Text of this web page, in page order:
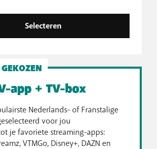
Selecteren
app + TV-box
Nederlands- of Franstalige
voor jou
je favoriete streaming-apps:
VTMGo, Disney+, DAZN en